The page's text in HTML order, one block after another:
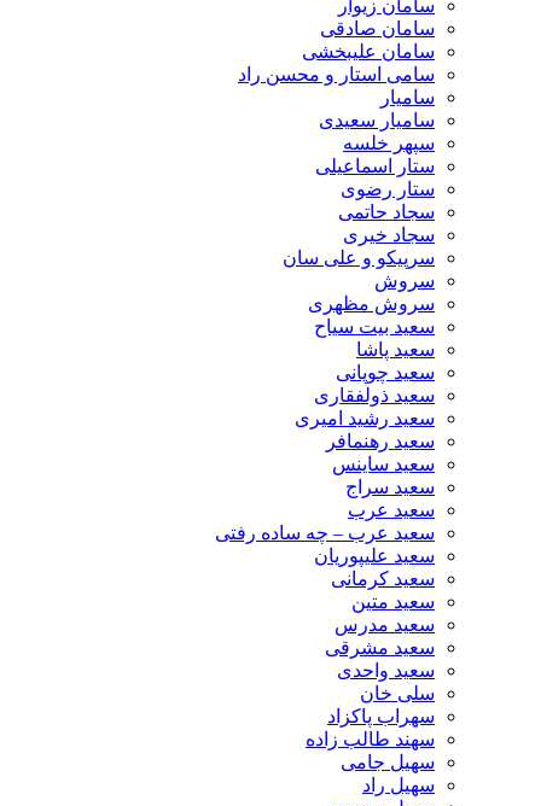
سامان زیوار
سامان صادقی
سامان علیبخشی
سامی استار و محسن راد
سامیار
سامیار سعیدی
سپهر خلسه
ستار اسماعیلی
ستار رضوی
سجاد حاتمی
سجاد خیری
سرپیکو و علی سان
سروش
سروش مظهری
سعید بیت سیاح
سعید پاشا
سعید چوپانی
سعید ذولفقاری
سعید رشید امیری
سعید رهنمافر
سعید ساینس
سعید سراج
سعید عرب
سعید عرب – چه ساده رفتی
سعید علیپوریان
سعید کرمانی
سعید متین
سعید مدرس
سعید مشرقی
سعید واحدی
سلی خان
سهراب پاکزاد
سهند طالب زاده
سهیل جامی
سهیل راد